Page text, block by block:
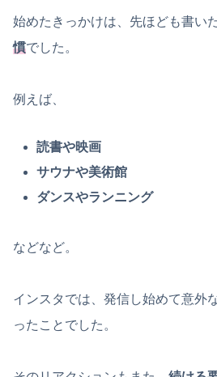
始めたきっかけは、先ほども書い
慣でした。
例えば、
読書や映画
サウナや美術館
ダンスやランニング
などなど。
インスタでは、発信し始めて意外
ったことでした。